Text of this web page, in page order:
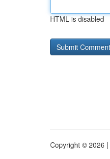
HTML is disabled
Copyright © 2026 |